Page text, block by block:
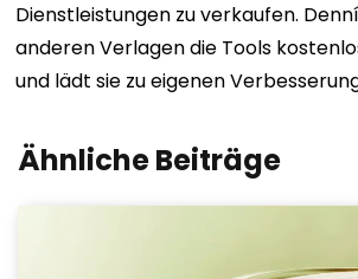
Dienstleistungen zu verkaufen.
anderen Verlagen die Tools
und lädt sie zu eigenen
Ähnliche Beiträge